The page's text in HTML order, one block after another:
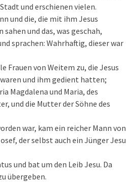
und erschienen vielen.
und die, die mit ihm Jesus
und das, was geschah,
sprachen: Wahrhaftig, dieser war
Frauen von Weitem zu, die Jesus
und ihm gedient hatten;
Magdalena und Maria, des
und die Mutter der Söhne des
war, kam ein reicher Mann von
der selbst auch ein Jünger Jesu
und bat um den Leib Jesu. Da
übergeben.